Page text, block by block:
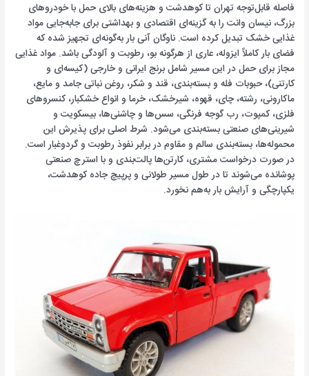
فاصله قابل‌توجه تهران تا کوهدشت و هزینه‌های بالای حمل با خودروهای
بزرگ، نیسان وانت را به گزینه‌ای اقتصادی و بهداشتی برای جابه‌جایی مواد
غذایی خشک تبدیل کرده است. ناوگان آنی بار به‌گونه‌ای تجهیز شده که
فضای بار کاملاً ایزوله، عاری از هرگونه بو، رطوبت و آلودگی باشد. مواد غذایی
مجاز برای حمل در این مسیر شامل برنج ایرانی و خارجی (کیسه‌ای و
کارتنی)، حبوبات فله و بسته‌بندی، قند و شکر، روغن نباتی جامد و مایع،
ماکارونی، رشته، چای، قهوه، شیرخشک، خرما و انواع خشکبار، کنسروهای
فلزی، کمپوت، رب گوجه فرنگی، سس‌ها و چاشنی‌ها، بیسکویت و
شیرینی‌های صنعتی بسته‌بندی می‌شود. شرط اصلی برای پذیرش این
محموله‌ها، بسته‌بندی سالم و مقاوم در برابر نفوذ رطوبت و گردوغبار است.
در صورت درخواست مشتری، کارتن‌ها پالت‌بندی و با استرچ صنعتی
پوشانده می‌شوند تا در طول مسیر طولانی و پرپیچ جاده کوهدشت،
یکپارچگی و آرایش بار به‌هم نخورد.